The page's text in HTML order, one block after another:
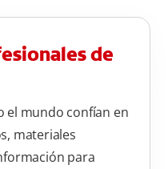
de
el mundo confían en
materiales
para